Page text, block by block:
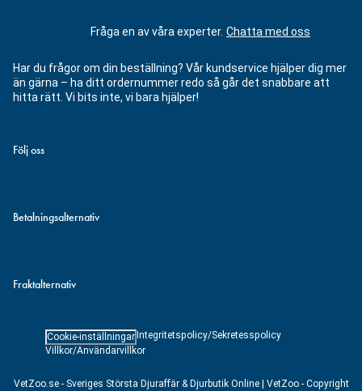
Fråga en av våra experter. Chatta med oss
Har du frågor om din beställning? Vår kundservice hjälper dig mer
än gärna – ha ditt ordernummer redo så går det snabbare att
hitta rätt. Vi bits inte, vi bara hjälper!
Följ oss
Betalningsalternativ
Fraktalternativ
VetZoo.se - Sveriges Största Djuraffär & Djurbutik Online | VetZoo - Copyright
Cookie-inställningar Integritetspolicy/Sekretesspolicy
Villkor/Användarvillkor